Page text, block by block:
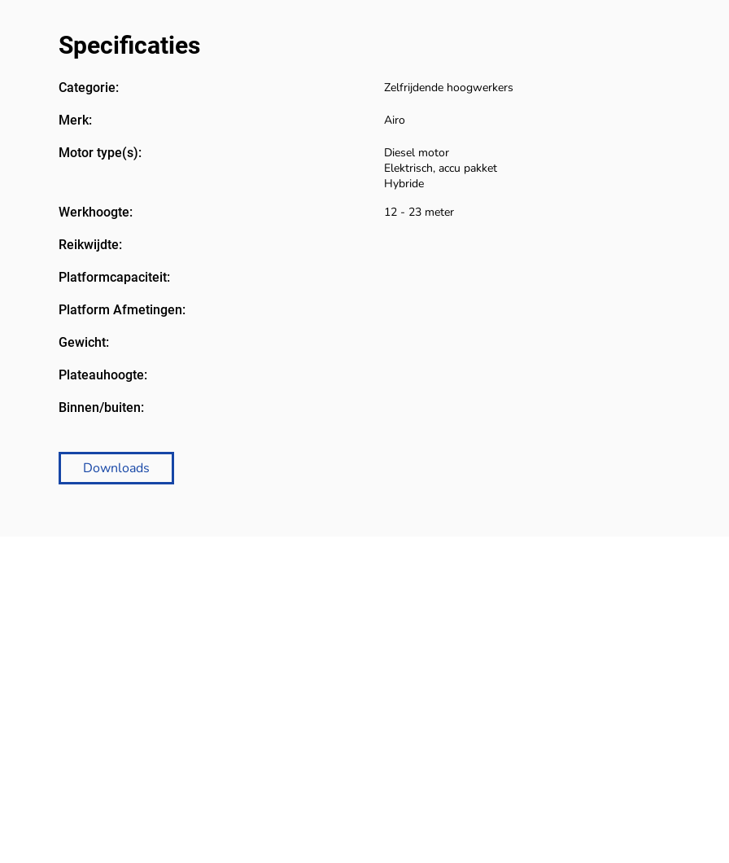
Specificaties
Downloads
Categorie:
Merk:
Motor type(s):
Werkhoogte:
Reikwijdte:
Platformcapaciteit:
Platform Afmetingen:
Zelfrijdende hoogwerkers
Airo
Diesel motor
Elektrisch, accu pakket
Hybride
12 - 23 meter
Gewicht:
Plateauhoogte:
Binnen/buiten: